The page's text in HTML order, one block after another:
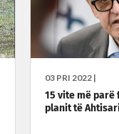
03 PRI 2022 |
15 vite më
planit të